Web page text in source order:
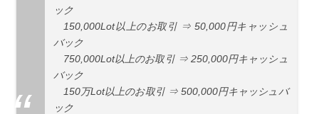
ック
150,000Lot以上のお取引 ⇒ 50,000円キャッシュ
バック
750,000Lot以上のお取引 ⇒ 250,000円キャッシュ
バック
150万Lot以上のお取引 ⇒ 500,000円キャッシュバ
ック